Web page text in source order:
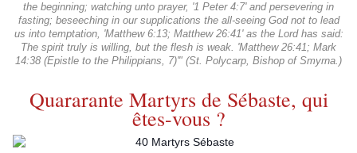
the beginning; watching unto prayer, '1 Peter 4:7' and persevering in
fasting; beseeching in our supplications the all-seeing God not to lead
us into temptation, 'Matthew 6:13; Matthew 26:41' as the Lord has said:
The spirit truly is willing, but the flesh is weak. 'Matthew 26:41; Mark
14:38 (Epistle to the Philippians, 7)'" (St. Polycarp, Bishop of Smyrna.)
Quararante Martyrs de Sébaste, qui
êtes-vous ?